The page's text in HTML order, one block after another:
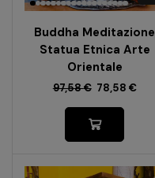
Buddha Meditazione
Statua Etnica Arte
Orientale
97,58€ 78,58 €